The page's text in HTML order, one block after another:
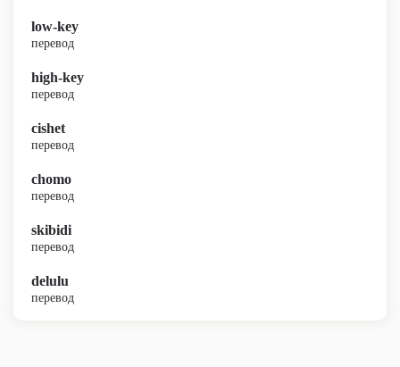
low-key
перевод
high-key
перевод
cishet
перевод
chomo
перевод
skibidi
перевод
delulu
перевод